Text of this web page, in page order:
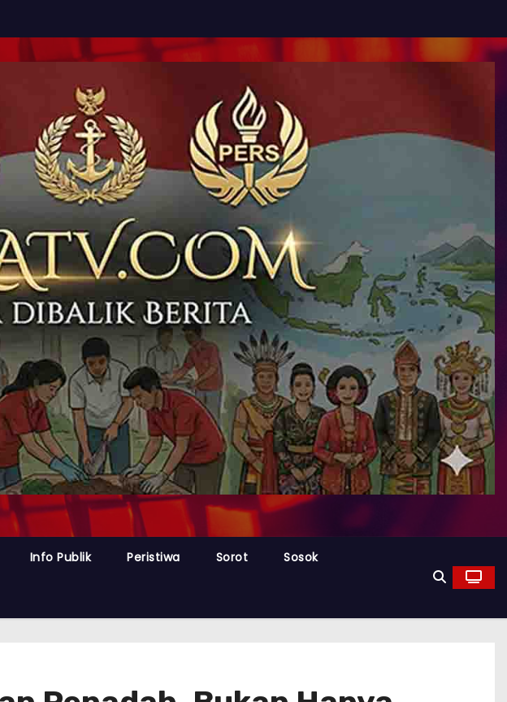
Info Publik Peristiwa Sorot Sosok